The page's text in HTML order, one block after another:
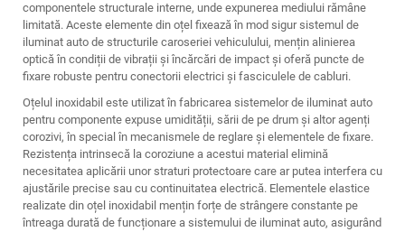
componentele structurale interne, unde expunerea mediului rămâne
limitată. Aceste elemente din oțel fixează în mod sigur sistemul de
iluminat auto de structurile caroseriei vehiculului, mențin alinierea
optică în condiții de vibrații și încărcări de impact și oferă puncte de
fixare robuste pentru conectorii electrici și fasciculele de cabluri.
Oțelul inoxidabil este utilizat în fabricarea sistemelor de iluminat auto
pentru componente expuse umidității, sării de pe drum și altor agenți
corozivi, în special în mecanismele de reglare și elementele de fixare.
Rezistența intrinsecă la coroziune a acestui material elimină
necesitatea aplicării unor straturi protectoare care ar putea interfera cu
ajustările precise sau cu continuitatea electrică. Elementele elastice
realizate din oțel inoxidabil mențin forțe de strângere constante pe
întreaga durată de funcționare a sistemului de iluminat auto, asigurând